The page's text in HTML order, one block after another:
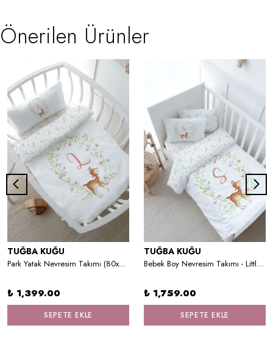
Önerilen Ürünler
TUĞBA KUĞU
Park Yatak Nevresim Takımı (80x120) - Little Deer Series - L Harfi
₺ 1,399.00
SEPETE EKLE
TUĞBA KUĞU
Bebek Boy Nevresim Takımı - Little Deer Series - S Harfi
₺ 1,759.00
SEPETE EKLE